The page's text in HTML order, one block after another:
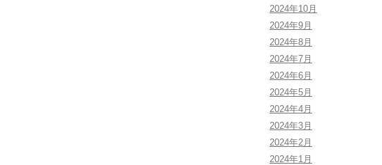
2024年10月
2024年9月
2024年8月
2024年7月
2024年6月
2024年5月
2024年4月
2024年3月
2024年2月
2024年1月